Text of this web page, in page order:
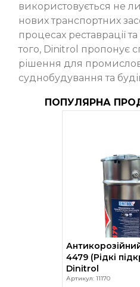
використовується не
нових транспортних
процесах реставрації
того, Dinitrol пропонує
рішення для
суднобудування та
ПОПУЛЯРНА
4479 (Рідкі
Dinitrol
Артикул: 11170